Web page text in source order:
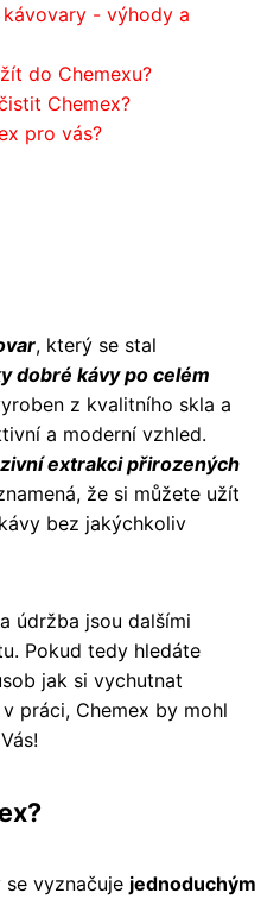
kávovary - výhody a
do Chemexu?
Chemex?
pro vás?
, který se stal
dobré kávy po celém
z kvalitního skla a
a moderní vzhled.
extrakci přirozených
že si můžete užít
bez jakýchkoliv
údržba jsou dalšími
Pokud tedy hledáte
jak si vychutnat
práci, Chemex by mohl
se vyznačuje jednoduchým